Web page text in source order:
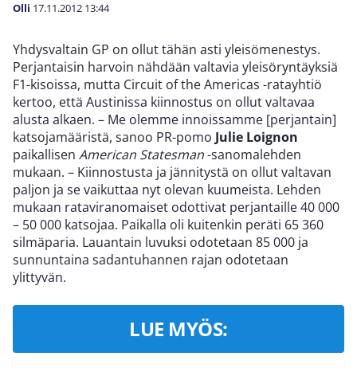
Olli 17.11.2012 13:44
Yhdysvaltain GP on ollut tähän asti yleisömenestys.
Perjantaisin harvoin nähdään valtavia yleisöryntäyksiä
F1-kisoissa, mutta Circuit of the Americas -ratayhtiö
kertoo, että Austinissa kiinnostus on ollut valtavaa
alusta alkaen. – Me olemme innoissamme [perjantain]
katsojamääristä, sanoo PR-pomo Julie Loignon
paikallisen American Statesman-sanomalehden
mukaan. – Kiinnostusta ja jännitystä on ollut valtavan
paljon ja se vaikuttaa nyt olevan kuumeista. Lehden
mukaan rataviranomaiset odottivat perjantaille 40 000
– 50 000 katsojaa. Paikalla oli kuitenkin peräti 65 360
silmäparia. Lauantain luvuksi odotetaan 85 000 ja
sunnuntaina sadantuhannen rajan odotetaan
ylittyvän.
LUE MYÖS: